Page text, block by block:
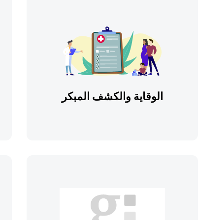
الوقاية والكشف المبكر